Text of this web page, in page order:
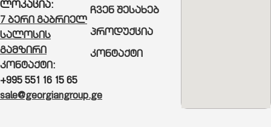
ლოკაცია:
7 ბერი გაბრიელ
სალოსის
გამზირი
კონტაქტი:
+995 551 16 15 65
sale@georgiangroup.ge
ჩვენ შესახებ
პროდუქცია
კონტაქტი